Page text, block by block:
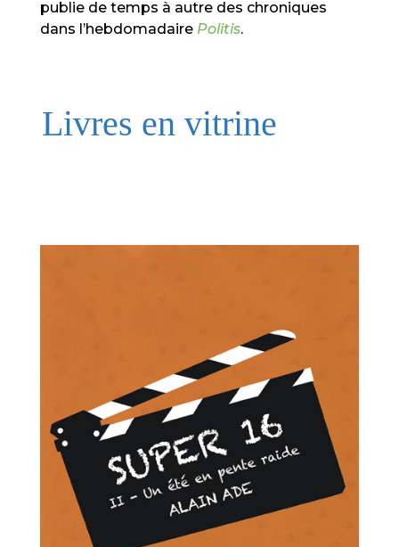
publie de temps à autre des chroniques
dans l’hebdomadaire Politis.
Livres en vitrine